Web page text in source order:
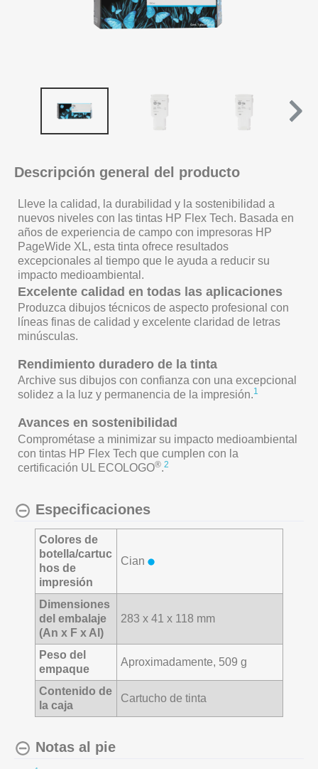
Descripción general del producto
Lleve la calidad, la durabilidad y la sostenibilidad a
nuevos niveles con las tintas HP Flex Tech. Basada en
años de experiencia de campo con impresoras HP
PageWide XL, esta tinta ofrece resultados
excepcionales al tiempo que le ayuda a reducir su
impacto medioambiental.
Excelente calidad en todas las aplicaciones
Produzca dibujos técnicos de aspecto profesional con
líneas finas de calidad y excelente claridad de letras
minúsculas.
Rendimiento duradero de la tinta
Archive sus dibujos con confianza con una excepcional
solidez a la luz y permanencia de la impresión.1
Avances en sostenibilidad
Comprométase a minimizar su impacto medioambiental
con tintas HP Flex Tech que cumplen con la
certificación UL ECOLOGO®.2
Especificaciones
Colores de
botella/cartuc
hos de
impresión
Cian
Dimensiones
del embalaje
(An x F x Al)
283 x 41 x 118 mm
Peso del
empaque
Aproximadamente, 509 g
Contenido de
la caja
Cartucho de tinta
Notas al pie